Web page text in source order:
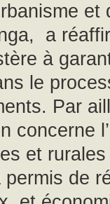
et
a
à
le
Par
concerne
et
de